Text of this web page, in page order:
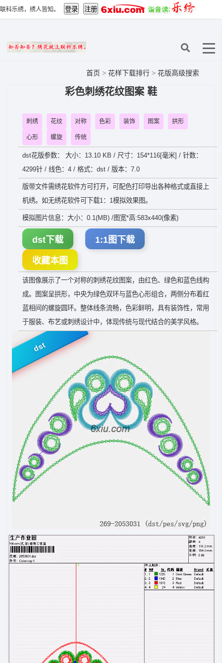
联科乐绣，绣人皆知。
首页 > 花样下载排行 > 花版高级搜索
彩色刺绣花纹图案 鞋
刺绣 花纹 对称 色彩 装饰 图案 拱形
心形 螺旋 传统
dst花版参数： 大小：13.10 KB / 尺寸：154*116[毫米] / 针数：
4299针 / 线色：4 / 格式：dst / 版本：7.0
版带文件需绣花软件方可打开，可配色打印导出各种格式或直接上
机绣。如无绣花软件可下载1：1模拟效果图。
模拟图片信息：大小：0.1(MB) /图宽*高:583x440(像素)
dst下载 1:1图下载
收藏本图
该图像展示了一个对称的刺绣花纹图案，由红色、绿色和蓝色线构
成。图案呈拱形，中央为绿色双环与蓝色心形组合，两侧分布着红
蓝相间的螺旋圆环。整体线条流畅，色彩鲜明，具有装饰性，常用
于服装、布艺或刺绣设计中，体现传统与现代结合的美学风格。
dst